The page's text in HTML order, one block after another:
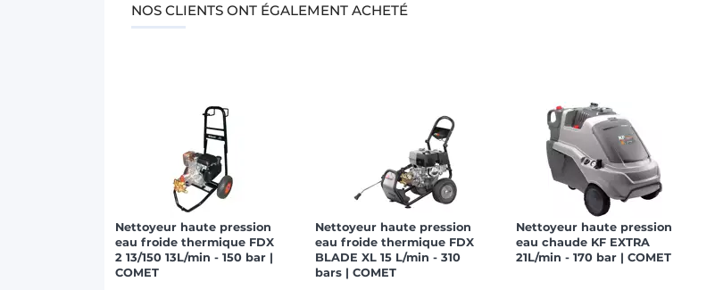
NOS CLIENTS ONT ÉGALEMENT ACHETÉ
Nettoyeur haute pression
eau froide thermique FDX
2 13/150 13L/min - 150 bar |
COMET
Nettoyeur haute pression
eau froide thermique FDX
BLADE XL 15 L/min - 310
bars | COMET
Nettoyeur haute pression
eau chaude KF EXTRA
21L/min - 170 bar | COMET